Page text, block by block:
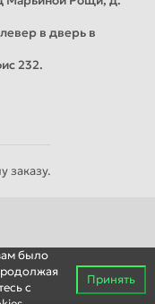
в дверь в
232.
заказу.
было
c
Принять